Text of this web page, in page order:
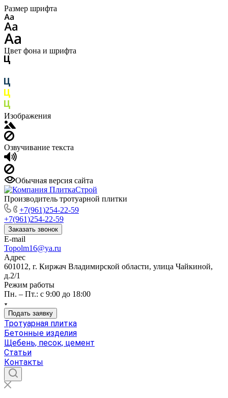
Размер шрифта
Цвет фона и шрифта
Изображения
Озвучивание текста
Обычная версия сайта
Производитель тротуарной плитки
+7(961)254-22-59
+7(961)254-22-59
Заказать звонок
E-mail
Topolm16@ya.ru
Адрес
601012, г. Киржач Владимирской области, улица Чайкиной,
д.2/1
Режим работы
Пн. – Пт.: с 9:00 до 18:00
Подать заявку
Тротуарная плитка
Бетонные изделия
Щебень, песок, цемент
Статьи
Контакты